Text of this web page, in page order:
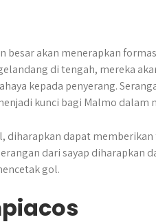
akan menerapkan
di tengah, mereka
kepada penyerang.
kunci bagi Malmo dalam
diharapkan dapat
dari sayap diharapkan
gol.